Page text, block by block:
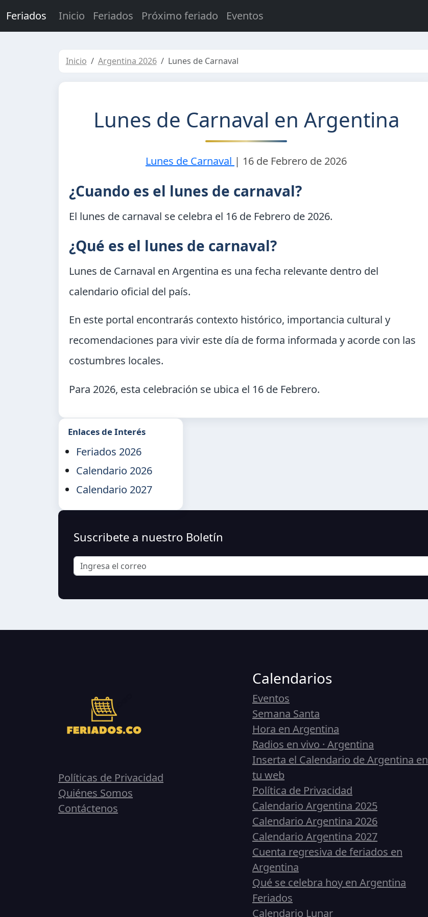
Feriados Inicio Feriados Próximo feriado Eventos
Inicio Argentina 2026 Lunes de Carnaval
Lunes de Carnaval en Argentina
Lunes de Carnaval | 16 de Febrero de 2026
¿Cuando es el lunes de carnaval?
El lunes de carnaval se celebra el 16 de Febrero de 2026.
¿Qué es el lunes de carnaval?
Lunes de Carnaval en Argentina es una fecha relevante dentro del
calendario oficial del país.
En este portal encontrarás contexto histórico, importancia cultural y
recomendaciones para vivir este día de forma informada y acorde con las
costumbres locales.
Para 2026, esta celebración se ubica el 16 de Febrero.
Enlaces de Interés
Feriados 2026
Calendario 2026
Calendario 2027
Suscribete a nuestro Boletín
Políticas de Privacidad
Quiénes Somos
Contáctenos
Calendarios
Eventos
Semana Santa
Hora en Argentina
Radios en vivo · Argentina
Inserta el Calendario de Argentina en
tu web
Política de Privacidad
Calendario Argentina 2025
Calendario Argentina 2026
Calendario Argentina 2027
Cuenta regresiva de feriados en
Argentina
Qué se celebra hoy en Argentina
Feriados
Calendario Lunar